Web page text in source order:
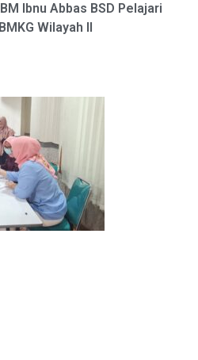
Ibnu Abbas BSD Pelajari
Wilayah II